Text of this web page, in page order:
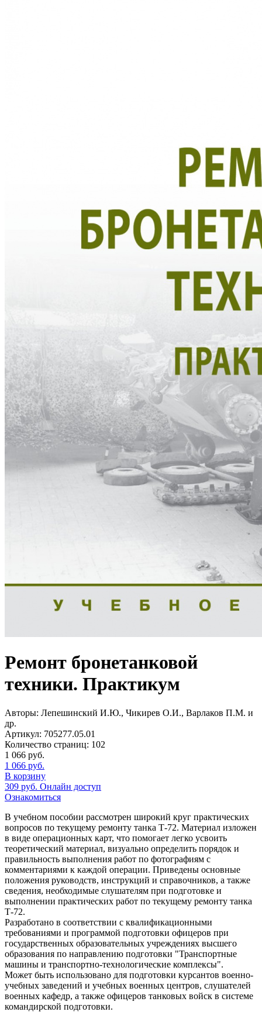
Ремонт бронетанковой
техники. Практикум
Авторы: Лепешинский И.Ю., Чикирев О.И., Варлаков П.М. и
др.
Артикул: 705277.05.01
Количество страниц: 102
1 066 руб.
1 066 руб.
В корзину
309 руб. Онлайн доступ
Ознакомиться
В учебном пособии рассмотрен широкий круг практических
вопросов по текущему ремонту танка Т-72. Материал изложен
в виде операционных карт, что помогает легко усвоить
теоретический материал, визуально определить порядок и
правильность выполнения работ по фотографиям с
комментариями к каждой операции. Приведены основные
положения руководств, инструкций и справочников, а также
сведения, необходимые слушателям при подготовке и
выполнении практических работ по текущему ремонту танка
Т-72.
Разработано в соответствии с квалификационными
требованиями и программой подготовки офицеров при
государственных образовательных учреждениях высшего
образования по направлению подготовки "Транспортные
машины и транспортно-технологические комплексы".
Может быть использовано для подготовки курсантов военно-
учебных заведений и учебных военных центров, слушателей
военных кафедр, а также офицеров танковых войск в системе
командирской подготовки.